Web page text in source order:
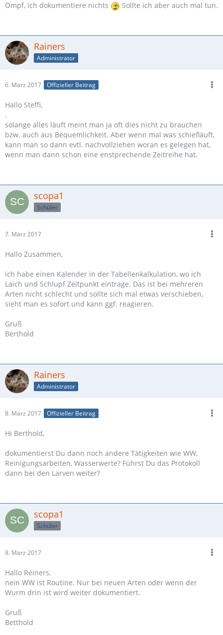
Ömpf, ich dokumentiere nichts Sollte ich aber auch mal tun.
Rainers
Administrator
6. März 2017 Offizieller Beitrag
Hallo Steffi,
.
solange alles läuft meint man ja oft dies nicht zu brauchen
bzw. auch aus Bequemlichkeit. Aber wenn mal was schiefläuft,
kann man so dann evtl. nachvollziehen woran es gelegen hat,
wenn man dann schon eine enstprechende Zeitreihe hat.
scopa1
Schüler
7. März 2017
Hallo Zusammen,
ich habe einen Kalender in der Tabellenkalkulation, wo ich
Laich und Schlupf Zeitpunkt eintrage. Das ist bei mehreren
Arten nicht schlecht und sollte sich mal etwas verschieben,
sieht man es sofort und kann ggf. reagieren.
Gruß
Berthold
Rainers
Administrator
8. März 2017 Offizieller Beitrag
Hi Berthold,
dokumentierst Du dann noch andere Tätigkeiten wie WW,
Reinigungsarbeiten, Wasserwerte? Führst Du das Protokoll
dann bei den Larven weiter?
scopa1
Schüler
8. März 2017
Hallo Reiners,
nein WW ist Routine. Nur bei neuen Arten oder wenn der
Wurm drin ist wird weiter dokumentiert.
Gruß
Betthold